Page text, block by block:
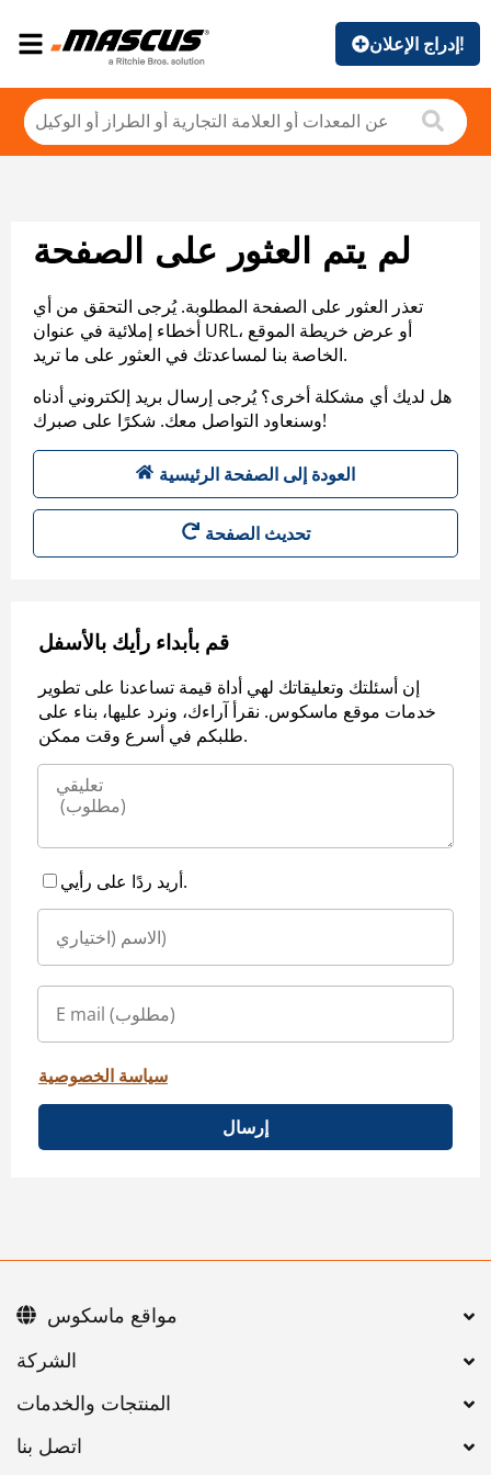
إدراج الإعلان!
لم يتم العثور على الصفحة
تعذر العثور على الصفحة المطلوبة. يُرجى التحقق من أي
أخطاء إملائية في عنوان URL، أو عرض خريطة الموقع
الخاصة بنا لمساعدتك في العثور على ما تريد.
هل لديك أي مشكلة أخرى؟ يُرجى إرسال بريد إلكتروني أدناه
وسنعاود التواصل معك. شكرًا على صبرك!
العودة إلى الصفحة الرئيسية
تحديث الصفحة
قم بأبداء رأيك بالأسفل
إن أسئلتك وتعليقاتك لهي أداة قيمة تساعدنا على تطوير
خدمات موقع ماسكوس. نقرأ آراءك، ونرد عليها، بناء على
طلبكم في أسرع وقت ممكن.
أريد ردًا على رأيي.
سياسة الخصوصية
إرسال
اتصل بنا
مواقع ماسكوس